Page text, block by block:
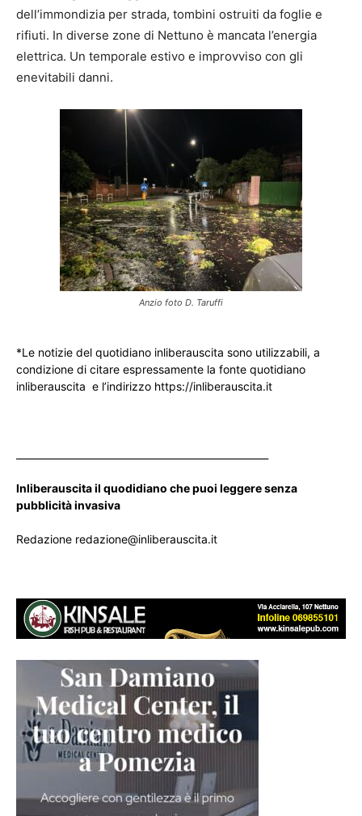
dell’immondizia per strada, tombini ostruiti da foglie e
rifiuti. In diverse zone di Nettuno è mancata l’energia
elettrica. Un temporale estivo e improvviso con gli
enevitabili danni.
Anzio foto D. Taruffi
*Le notizie del quotidiano inliberauscita sono utilizzabili, a
condizione di citare espressamente la fonte quotidiano
inliberauscita e l’indirizzo https://inliberauscita.it
Inliberauscita il quodidiano che puoi leggere senza
pubblicità invasiva
Redazione redazione@inliberauscita.it